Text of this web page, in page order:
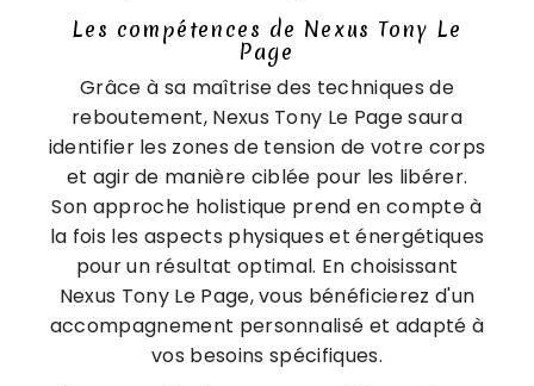
Les compétences de Nexus Tony Le
Page
Grâce à sa maîtrise des techniques de
reboutement, Nexus Tony Le Page saura
identifier les zones de tension de votre corps
et agir de manière ciblée pour les libérer.
Son approche holistique prend en compte à
la fois les aspects physiques et énergétiques
pour un résultat optimal. En choisissant
Nexus Tony Le Page, vous bénéficierez d'un
accompagnement personnalisé et adapté à
vos besoins spécifiques.